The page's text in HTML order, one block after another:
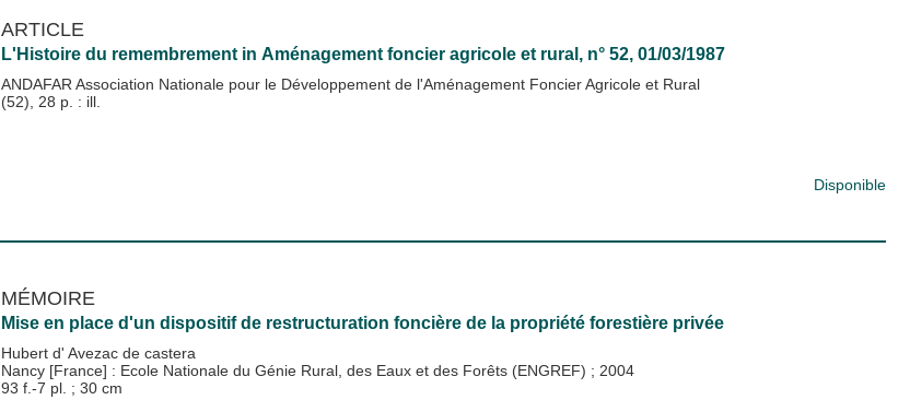
ARTICLE
L'Histoire du remembrement in Aménagement foncier agricole et rural , n° 52, 01/03/1987
ANDAFAR Association Nationale pour le Développement de l'Aménagement Foncier Agricole et Rural
(52), 28 p. : ill.
Disponible
MÉMOIRE
Mise en place d'un dispositif de restructuration foncière de la propriété forestière privée
Hubert d' Avezac de castera
Nancy [France] : Ecole Nationale du Génie Rural, des Eaux et des Forêts (ENGREF) ; 2004
93 f.-7 pl. ; 30 cm